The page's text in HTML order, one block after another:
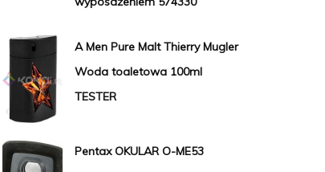
A Men Pure Malt Thierry Mugler
Woda toaletowa 100ml
TESTER
Pentax OKULAR O-ME53